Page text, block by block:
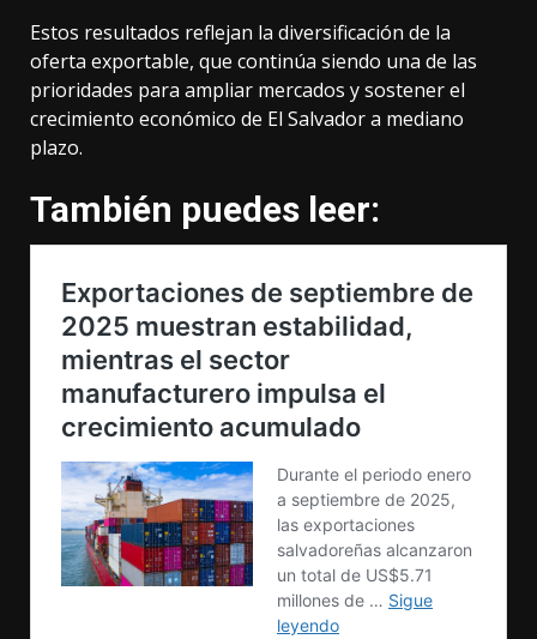
Estos resultados reflejan la diversificación de la
oferta exportable, que continúa siendo una de las
prioridades para ampliar mercados y sostener el
crecimiento económico de El Salvador a mediano
plazo.
También puedes leer: